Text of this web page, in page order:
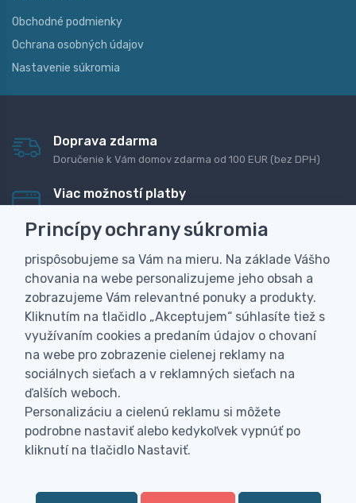
Obchodné podmienky
Ochrana osobných údajov
Nastavenie súkromia
Doprava zdarma
Doručenie k Vám domov zdarma od 100 EUR (bez DPH)
Viac možností platby
dobierku
Personalizácia
Vyrobíme Vám vlastný originálny darček
Skúsenosť
Široký sortiment, z ktorého Vám pomôžeme vybrať
Princípy ochrany súkromia
prispôsobujeme sa Vám na mieru. Na základe Vášho
chovania na webe personalizujeme jeho obsah a
zobrazujeme Vám relevantné ponuky a produkty.
Kliknutím na tlačidlo „Akceptujem“ súhlasíte tiež s
využívaním cookies a predaním údajov o chovaní
na webe pro zobrazenie cielenej reklamy na
sociálnych sieťach a v reklamných sieťach na
ďalších weboch.
Personalizáciu a cielenú reklamu si môžete
podrobne nastaviť alebo kedykoľvek vypnúť po
kliknutí na tlačidlo Nastaviť.